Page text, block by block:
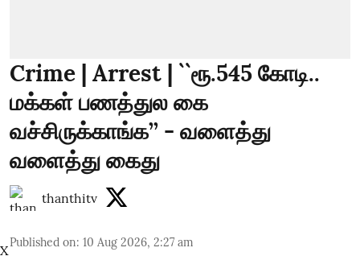
Crime | Arrest | ``ரூ.545 கோடி..
மக்கள் பணத்துல கை
வச்சிருக்காங்க’’ - வளைத்து
வளைத்து கைது
thanthitv
Published on: 10 Aug 2026, 2:27 am
X